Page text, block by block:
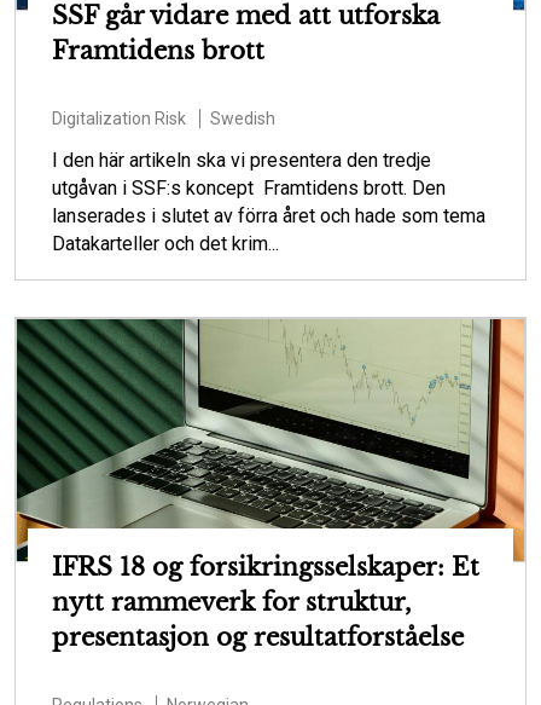
SSF går vidare med att utforska
Framtidens brott
Digitalization Risk Swedish
I den här artikeln ska vi presentera den tredje
utgåvan i SSF:s koncept Framtidens brott. Den
lanserades i slutet av förra året och hade som tema
Datakarteller och det krim...
IFRS 18 og forsikringsselskaper: Et
nytt rammeverk for struktur,
presentasjon og resultatforståelse